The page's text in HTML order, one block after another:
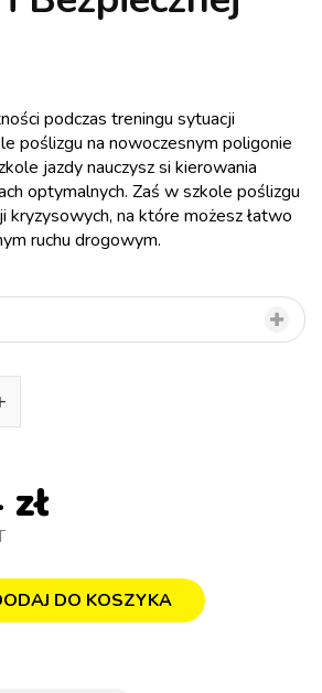
podczas treningu sytuacji
poślizgu na nowoczesnym poligonie
jazdy nauczysz si kierowania
optymalnych. Zaś w szkole poślizgu
kryzysowych, na które możesz łatwo
ruchu drogowym.
DO KOSZYKA